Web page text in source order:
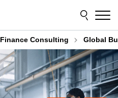
Finance Consulting Global